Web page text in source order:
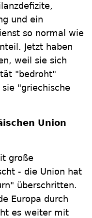
und ein
so normal wie
Jetzt haben
weil sie sich
"bedroht"
"griechische
Union
große
- die Union hat
überschritten.
Europa durch
es weiter mit